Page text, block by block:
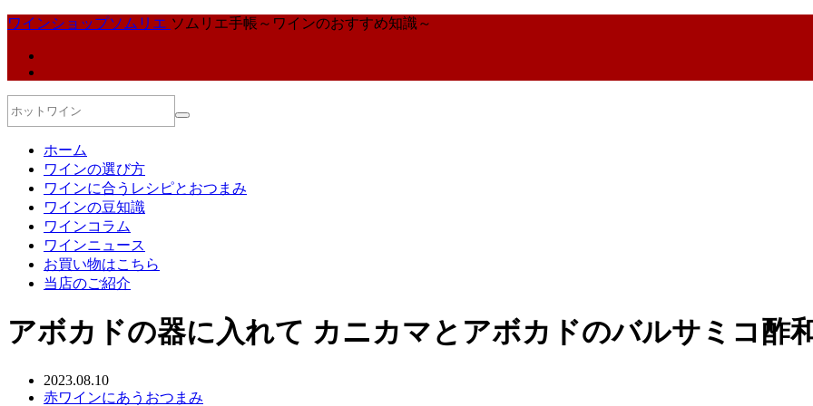
ワインショップソムリエ ソムリエ手帳～ワインのおすすめ知識～
ホーム
ワインの選び方
ワインに合うレシピとおつまみ
ワインの豆知識
ワインコラム
ワインニュース
お買い物はこちら
当店のご紹介
アボカドの器に入れて カニカマとアボカドのバルサミコ酢
2023.08.10
赤ワインにあうおつまみ